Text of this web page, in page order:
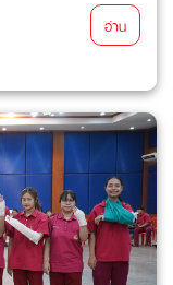
อ่าน